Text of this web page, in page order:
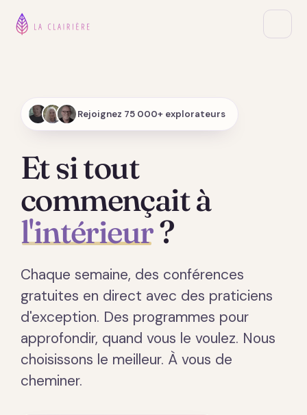
Rejoignez 75 000+ explorateurs
Et si tout
commençait à
l'intérieur?
Chaque semaine, des conférences
gratuites en direct avec des praticiens
d'exception. Des programmes pour
approfondir, quand vous le voulez. Nous
choisissons le meilleur. À vous de
cheminer.